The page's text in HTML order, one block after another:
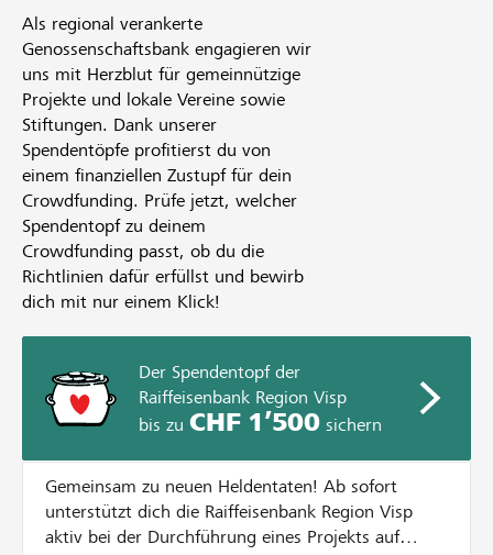
Als regional verankerte
Genossenschaftsbank engagieren wir
uns mit Herzblut für gemeinnützige
Projekte und lokale Vereine sowie
Stiftungen. Dank unserer
Spendentöpfe profitierst du von
einem finanziellen Zustupf für dein
Crowdfunding. Prüfe jetzt, welcher
Spendentopf zu deinem
Crowdfunding passt, ob du die
Richtlinien dafür erfüllst und bewirb
dich mit nur einem Klick!
Der Spendentopf der
Raiffeisenbank Region Visp
bis zu CHF 1’500sichern
Gemeinsam zu neuen Heldentaten! Ab sofort
unterstützt dich die Raiffeisenbank Region Visp
aktiv bei der Durchführung eines Projekts auf